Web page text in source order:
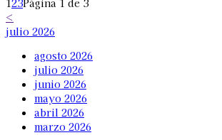
<
julio 2026
agosto 2026
julio 2026
junio 2026
mayo 2026
abril 2026
marzo 2026